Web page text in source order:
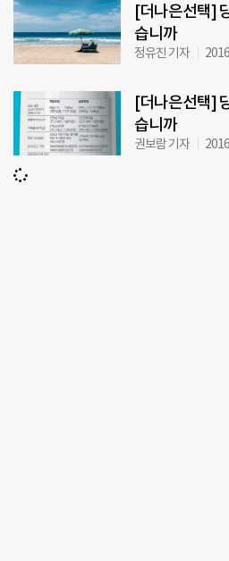
[더나은선택]
습니까
정유진 기자
[더나은선택]
습니까
권보람 기자